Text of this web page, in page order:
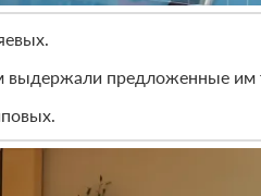
выдержали предложенные